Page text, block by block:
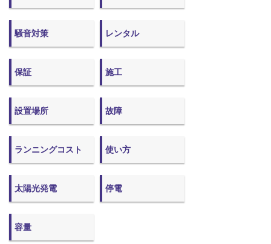
騒音対策 レンタル
保証 施工
設置場所 故障
ランニングコスト 使い方
太陽光発電 停電
容量